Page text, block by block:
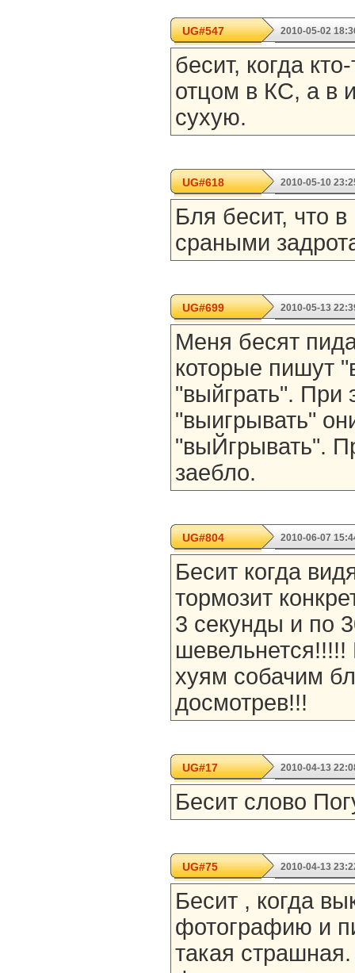
UG#547 2010-05-02
бесит, когда
отцом в КС, а в
сухую.
UG#618 2010-05-10
Бля бесит, что
сраными
UG#699 2010-05-13
Меня бесят
которые пишут
"выйграть". При
"выигрывать"
"выЙгрывать".
заебло.
UG#804 2010-06-07
Бесит когда
тормозит
3 секунды и по
хуям собачим
досмотрев!!!
UG#17 2010-04-13
Бесит слово
UG#75 2010-04-13
Бесит , когда
фотографию и
такая